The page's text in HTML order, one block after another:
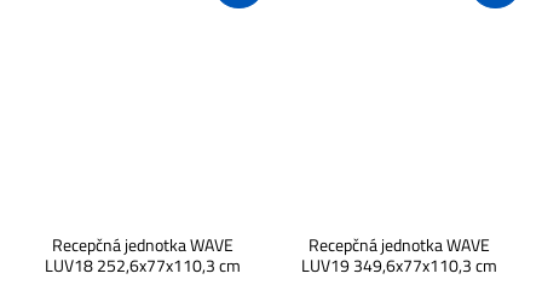
Recepčná jednotka WAVE
LUV18 252,6x77x110,3 cm
Recepčná jednotka WAVE
LUV19 349,6x77x110,3 cm